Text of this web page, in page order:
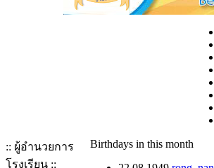
:: ผู้อำนวยการ
โรงเรียน ::
Birthdays in this month